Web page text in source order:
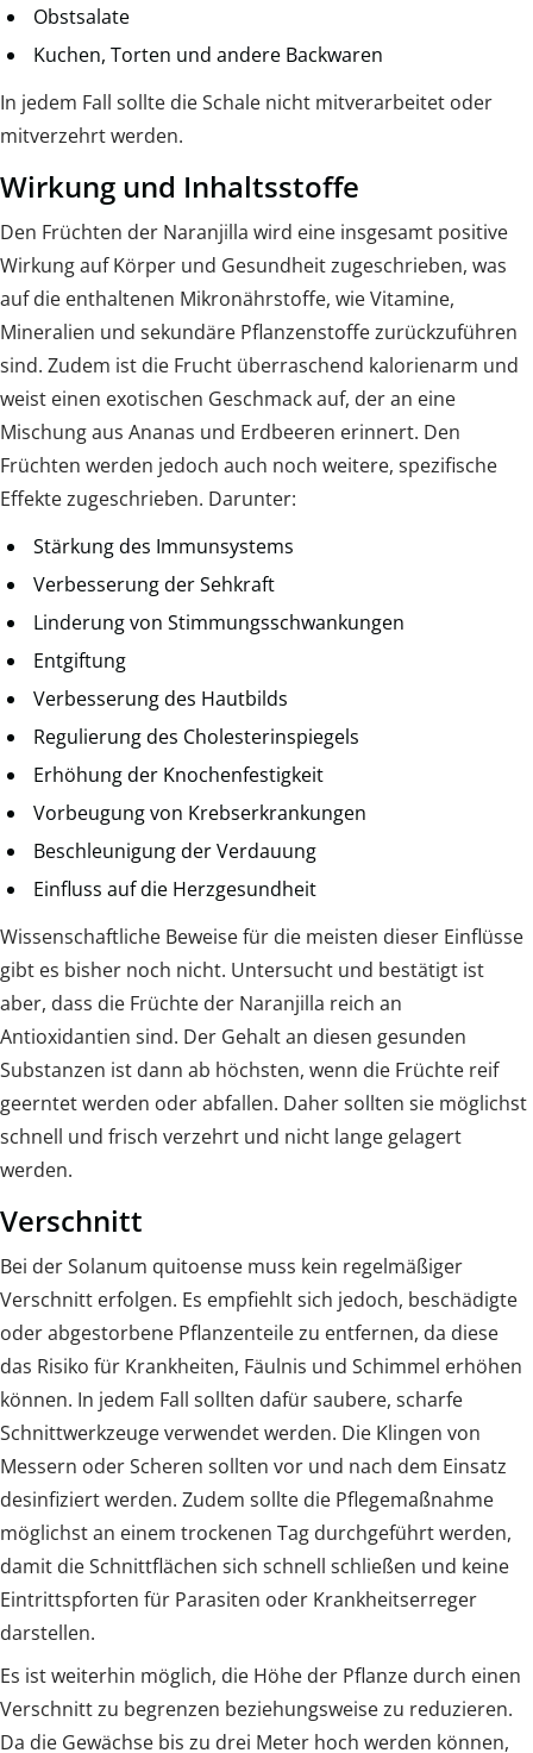
Obstsalate
Kuchen, Torten und andere Backwaren
In jedem Fall sollte die Schale nicht mitverarbeitet oder
mitverzehrt werden.
Wirkung und Inhaltsstoffe
Den Früchten der Naranjilla wird eine insgesamt positive
Wirkung auf Körper und Gesundheit zugeschrieben, was
auf die enthaltenen Mikronährstoffe, wie Vitamine,
Mineralien und sekundäre Pflanzenstoffe zurückzuführen
sind. Zudem ist die Frucht überraschend kalorienarm und
weist einen exotischen Geschmack auf, der an eine
Mischung aus Ananas und Erdbeeren erinnert. Den
Früchten werden jedoch auch noch weitere, spezifische
Effekte zugeschrieben. Darunter:
Stärkung des Immunsystems
Verbesserung der Sehkraft
Linderung von Stimmungsschwankungen
Entgiftung
Verbesserung des Hautbilds
Regulierung des Cholesterinspiegels
Erhöhung der Knochenfestigkeit
Vorbeugung von Krebserkrankungen
Beschleunigung der Verdauung
Einfluss auf die Herzgesundheit
Wissenschaftliche Beweise für die meisten dieser Einflüsse
gibt es bisher noch nicht. Untersucht und bestätigt ist
aber, dass die Früchte der Naranjilla reich an
Antioxidantien sind. Der Gehalt an diesen gesunden
Substanzen ist dann ab höchsten, wenn die Früchte reif
geerntet werden oder abfallen. Daher sollten sie möglichst
schnell und frisch verzehrt und nicht lange gelagert
werden.
Verschnitt
Bei der Solanum quitoense muss kein regelmäßiger
Verschnitt erfolgen. Es empfiehlt sich jedoch, beschädigte
oder abgestorbene Pflanzenteile zu entfernen, da diese
das Risiko für Krankheiten, Fäulnis und Schimmel erhöhen
können. In jedem Fall sollten dafür saubere, scharfe
Schnittwerkzeuge verwendet werden. Die Klingen von
Messern oder Scheren sollten vor und nach dem Einsatz
desinfiziert werden. Zudem sollte die Pflegemaßnahme
möglichst an einem trockenen Tag durchgeführt werden,
damit die Schnittflächen sich schnell schließen und keine
Eintrittspforten für Parasiten oder Krankheitserreger
darstellen.
Es ist weiterhin möglich, die Höhe der Pflanze durch einen
Verschnitt zu begrenzen beziehungsweise zu reduzieren.
Da die Gewächse bis zu drei Meter hoch werden können,